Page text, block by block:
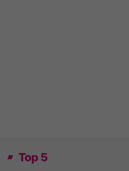
Top 5